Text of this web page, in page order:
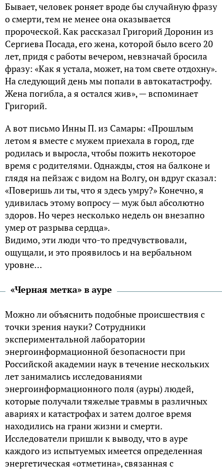
Бывает, человек роняет вроде бы случайную фразу
о смерти, тем не менее она оказывается
пророческой. Как рассказал Григорий Доронин из
Сергиева Посада, его жена, которой было всего 20
лет, придя с работы вечером, невзначай бросила
фразу: «Как я устала, может, на том свете отдохну».
На следующий день мы попали в автокатастрофу.
Жена погибла, а я остался жив», — вспоминает
Григорий.
А вот письмо Инны П. из Самары: «Прошлым
летом я вместе с мужем приехала в город, где
родилась и выросла, чтобы пожить некоторое
время с родителями. Однажды, стоя на балконе и
глядя на пейзаж с видом на Волгу, он вдруг сказал:
«Поверишь ли ты, что я здесь умру?» Конечно, я
удивилась этому вопросу — муж был абсолютно
здоров. Но через несколько недель он внезапно
умер от разрыва сердца».
Видимо, эти люди что-то предчувствовали,
ощущали, и это проявилось и на вербальном
уровне…
«Черная метка» в ауре
Можно ли объяснить подобные происшествия с
точки зрения науки? Сотрудники
экспериментальной лаборатории
энергоинформационной безопасности при
Российской академии наук в течение нескольких
лет занимались исследованиями
энергоинформационного поля (ауры) людей,
которые получали тяжелые травмы в различных
авариях и катастрофах и затем долгое время
находились на грани жизни и смерти.
Исследователи пришли к выводу, что в ауре
каждого из испытуемых имеется определенная
энергетическая «отметина», связанная с